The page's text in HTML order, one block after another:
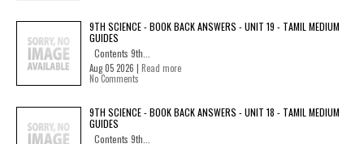
9TH SCIENCE - BOOK BACK ANSWERS - UNIT 19 - TAMIL MEDIUM
GUIDES
Contents 9th...
Aug 05 2026 | Read more
No Comments
9TH SCIENCE - BOOK BACK ANSWERS - UNIT 18 - TAMIL MEDIUM
GUIDES
Contents 9th...